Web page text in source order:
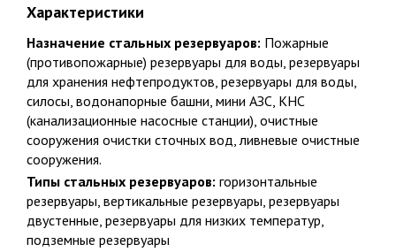
консультацию от эксперта сейчас!
Вам перезвонят через 7 мин.
Факты о Био-Эксперт
НАШ ПРИНЦИП
Честность и качество с пожизненной поддержкой
16
16 лет специализация по канализации, 24 года опыта в
строительстве
Характеристики
Назначение стальных резервуаров: Пожарные
(противопожарные) резервуары для воды, резервуары
для хранения нефтепродуктов, резервуары для воды,
силосы, водонапорные башни, мини АЗС, КНС
(канализационные насосные станции), очистные
сооружения очистки сточных вод, ливневые очистные
сооружения.
Типы стальных резервуаров: горизонтальные
резервуары, вертикальные резервуары, резервуары
двустенные, резервуары для низких температур,
подземные резервуары